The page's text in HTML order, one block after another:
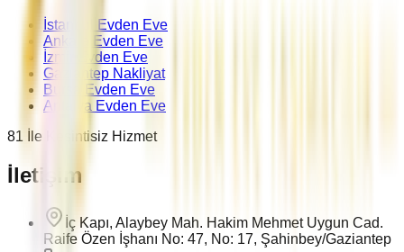
İstanbul Evden Eve
Ankara Evden Eve
İzmir Evden Eve
Gaziantep Nakliyat
Bursa Evden Eve
Antalya Evden Eve
81 İle Kesintisiz Hizmet
İletişim
İç Kapı, Alaybey Mah. Hakim Mehmet Uygun Cad.
Raife Özen İşhanı No: 47, No: 17, Şahinbey/Gaziantep